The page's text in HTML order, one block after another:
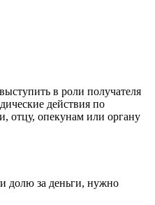
в роли получателя
действия по
отцу, опекунам или органу
долю за деньги, нужно